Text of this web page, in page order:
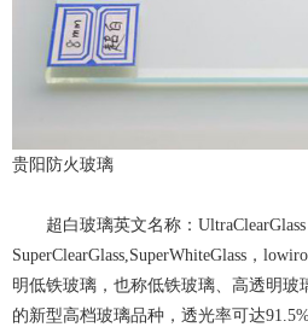
贵阳防火玻璃
超白玻璃英文名称：UltraClearGlass
SuperClearGlass,SuperWhiteGlass，
明低铁玻璃，也称低铁玻璃、高透明玻
的新型高档玻璃品种，透光率可达